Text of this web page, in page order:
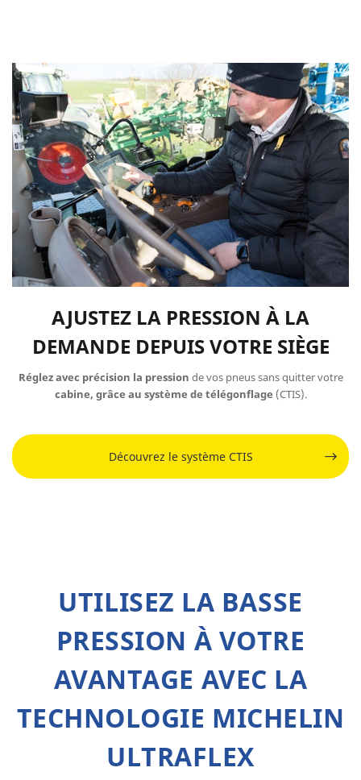
AJUSTEZ LA PRESSION À LA
DEMANDE DEPUIS VOTRE SIÈGE
Réglez avec précision la pression de vos pneus sans quitter votre
cabine, grâce au système de télégonflage (CTIS)​​​​​​.
Découvrez le système CTIS
UTILISEZ LA BASSE
PRESSION À VOTRE
AVANTAGE AVEC LA
TECHNOLOGIE MICHELIN
ULTRAFLEX